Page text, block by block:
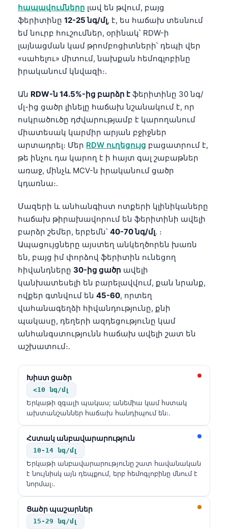
հապավումները լավ են թվում, բայց
ֆերիտինը 12-25 նգ/մլ, է, ես հաճախ տեսնում
եմ նուրբ հուշումներ, օրինակ՝ RDW-ի
լայնացման կամ թրոմբոցիտների՝ դեպի վեր
«սահելու» միտում, նախքան հեմոգլոբինը
իրականում կնվազի։.
Ան RDW-ն 14.5%-ից բարձր է ֆերիտինը 30 նգ/
մլ-ից ցածր լինելը հաճախ նշանակում է, որ
ոսկրածուծը դժվարությամբ է կարողանում
միատեսակ կարմիր արյան բջիջներ
արտադրել։ Մեր RDW ուղեցույց բացատրում է,
թե ինչու դա կարող է ի հայտ գալ շաբաթներ
առաջ, մինչև MCV-ն իրականում ցածր
կդառնա։.
Մազերի և անհանգիստ ոտքերի կլինիկաները
հաճախ թիրախավորում են ֆերիտինի ավելի
բարձր շեմեր, երբեմն՝ 40-70 նգ/մլ. ։
Ապացույցները այստեղ անկեղծորեն խառն
են, բայց իմ փորձով ֆերիտին ունեցող
հիվանդները 30-ից ցածր ավելի
կանխատեսելի են բարելավվում, քան նրանք,
ովքեր գտնվում են 45-60, որտեղ
վահանագեղձի հիվանդությունը, քնի
պակասը, դեղերի ազդեցությունը կամ
անհանգստությունն հաճախ ավելի շատ են
աշխատում։.
Խիստ ցածր
<10 նգ/մլ
Երկաթի զգալի պակաս; անեմիա կամ հստակ
ախտանշաններ հաճախ հանդիպում են։.
Հստակ անբավարարություն
10-14 նգ/մլ
Երկաթի անբավարարությունը շատ հավանական
է նույնիսկ այն դեպքում, երբ հեմոգլոբինը մնում է
նորմալ։.
Ցածր պաշարներ
15-29 նգ/մլ